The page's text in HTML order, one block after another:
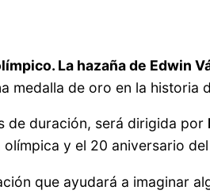
La hazaña de Edwin
medalla de oro en la historia
de duración, será dirigida por
y el 20 aniversario
que ayudará a imaginar